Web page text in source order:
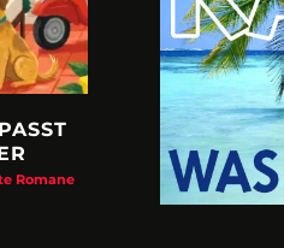
Romane
Philipp Laage